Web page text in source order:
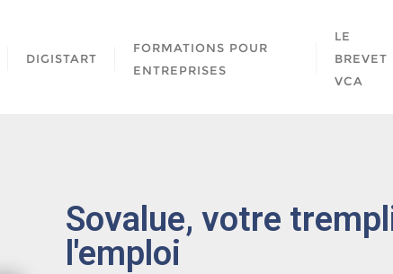
DIGISTART
FORMATIONS POUR
ENTREPRISES
LE
BREVET
VCA
Sovalue, votre
l'emploi